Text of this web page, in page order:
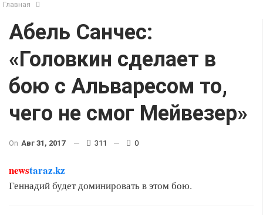
Главная
Абель Санчес:
«Головкин сделает в
бою с Альваресом то,
чего не смог Мейвезер»
On Авг 31, 2017 311 0
newstaraz.kz
Геннадий будет доминировать в этом бою.